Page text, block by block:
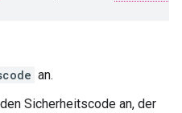
an.
Sicherheitscode an, der